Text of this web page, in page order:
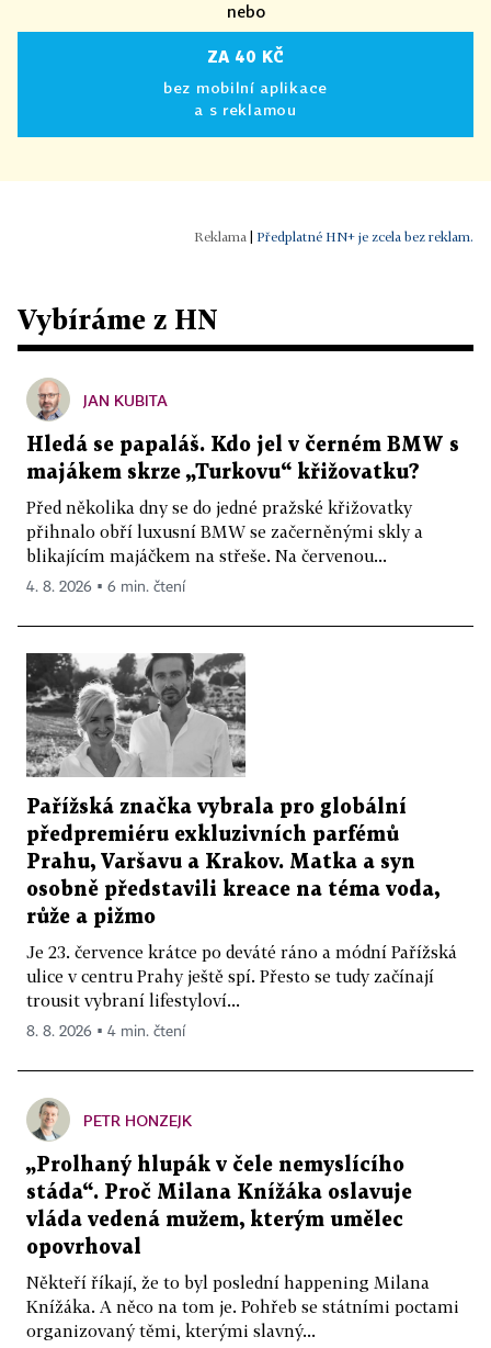
nebo
ZA 40 KČ
bez mobilní aplikace
a s reklamou
Předplatné HN+ je zcela bez reklam.
Vybíráme z HN
JAN KUBITA
Hledá se papaláš. Kdo jel v černém BMW s
majákem skrze „Turkovu“ křižovatku?
Před několika dny se do jedné pražské křižovatky
přihnalo obří luxusní BMW se začerněnými skly a
blikajícím majáčkem na střeše. Na červenou...
4. 8. 2026 ▪ 6 min. čtení
Pařížská značka vybrala pro globální
předpremiéru exkluzivních parfémů
Prahu, Varšavu a Krakov. Matka a syn
osobně představili kreace na téma voda,
růže a pižmo
Je 23. července krátce po deváté ráno a módní Pařížská
ulice v centru Prahy ještě spí. Přesto se tudy začínají
trousit vybraní lifestyloví...
8. 8. 2026 ▪ 4 min. čtení
PETR HONZEJK
„Prolhaný hlupák v čele nemyslícího
stáda“. Proč Milana Knížáka oslavuje
vláda vedená mužem, kterým umělec
opovrhoval
Někteří říkají, že to byl poslední happening Milana
Knížáka. A něco na tom je. Pohřeb se státními poctami
organizovaný těmi, kterými slavný...